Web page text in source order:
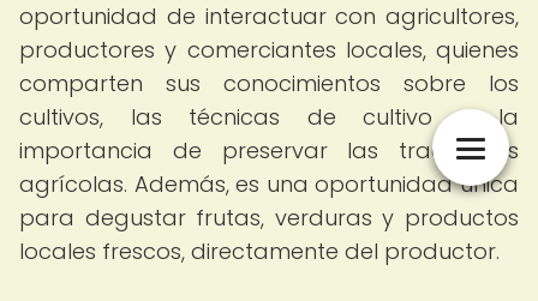
oportunidad de interactuar con agricultores,
productores y comerciantes locales, quienes
comparten sus conocimientos sobre los
cultivos, las técnicas de cultivo y la
importancia de preservar las tradiciones
agrícolas. Además, es una oportunidad única
para degustar frutas, verduras y productos
locales frescos, directamente del productor.